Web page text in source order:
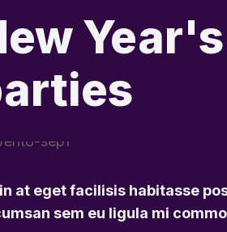
at eget facilisis habitasse
sem eu ligula mi